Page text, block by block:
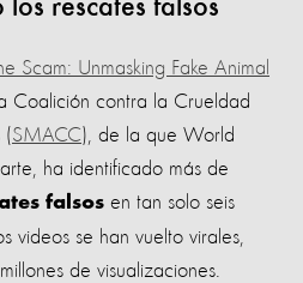
rescates falsos
Scam: Unmasking Fake Animal
Coalición contra la Crueldad
(SMACC), de la que World
ha identificado más de
falsos en tan solo seis
videos se han vuelto virales,
de visualizaciones.